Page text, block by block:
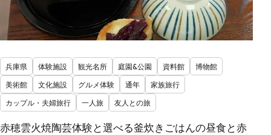
兵庫県 体験施設 観光名所 庭園&公園 資料館
博物館
美術館
文化施設 グルメ体験 通年
家族旅行
カップル・夫婦旅行
一人旅 友人との旅
赤穂雲火焼陶芸体験と選べる釜炊きごはんの昼食と赤